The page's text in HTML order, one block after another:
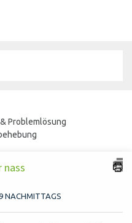
Problemlösung
nass
NACHMITTAGS